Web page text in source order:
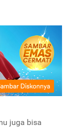
juga bisa